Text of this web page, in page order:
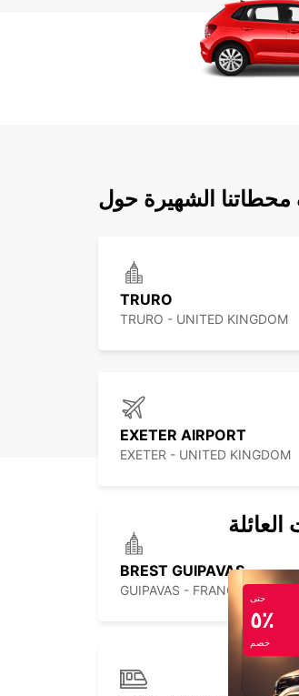
الشهيرة حول
TRURO
TRURO - UNITED KINGDOM
EXETER AIRPORT
EXETER - UNITED KINGDOM
BREST GUIPAVAS
GUIPAVAS - FRANCE حتى
٥٪
خصم